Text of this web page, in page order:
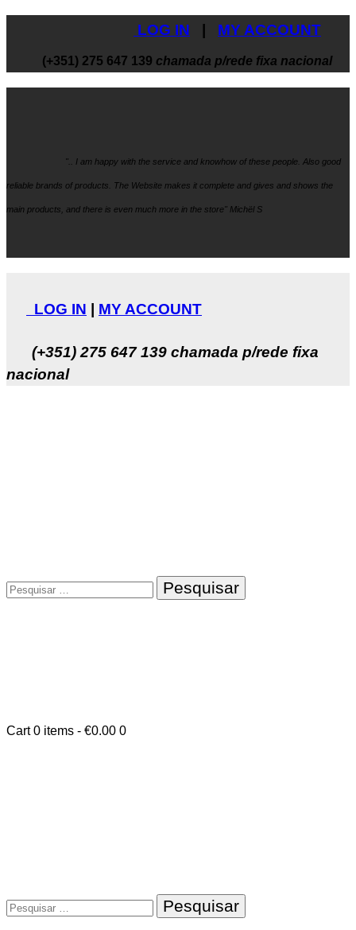
LOG IN MY ACCOUNT
(+351) 275 647 139 chamada p/rede fixa nacional
".. I am happy with the service and knowhow of these people. Also good
reliable brands of products. The Website makes it complete and gives and shows the
main products, and there is even much more in the store" Michël S
LOG IN MY ACCOUNT
(+351) 275 647 139 chamada p/rede fixa
nacional
Pesquisar
por:
Cart 0 items - €0.00 0
Pesquisar
por: